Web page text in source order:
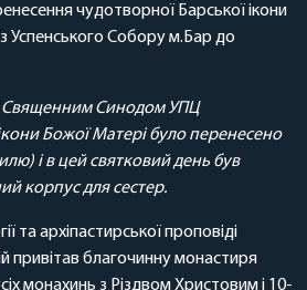
чудотворної Барської ікони
Успенського Собору м.Бар до
Священним Синодом УПЦ
Божої Матері було перенесено
і в цей святковий день був
корпус для сестер.
та архіпастирської проповіді
привітав благочинну монастиря
монахинь з Різдвом Христовим і 10-